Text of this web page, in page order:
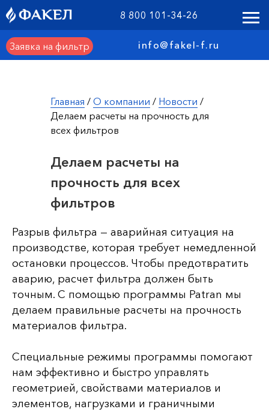
8 800 101-34-26
Заявка на фильтр info@fakel-f.ru
Главная / О компании / Новости /
Делаем расчеты на прочность для
всех фильтров
Делаем расчеты на
прочность для всех
фильтров
Разрыв фильтра — аварийная ситуация на
производстве, которая требует немедленной
остановки процессов. Чтобы предотвратить
аварию, расчет фильтра должен быть
точным. С помощью программы Patran мы
делаем правильные расчеты на прочность
материалов фильтра.
Специальные режимы программы помогают
нам эффективно и быстро управлять
геометрией, свойствами материалов и
элементов, нагрузками и граничными